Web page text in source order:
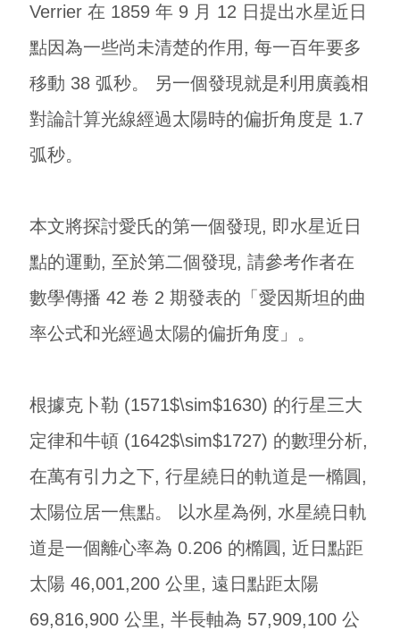
Verrier 在 1859 年 9 月 12 日提出水星近日
點因為一些尚未清楚的作用, 每一百年要多
移動 38 弧秒。 另一個發現就是利用廣義相
對論計算光線經過太陽時的偏折角度是 1.7
弧秒。
本文將探討愛氏的第一個發現, 即水星近日
點的運動, 至於第二個發現, 請參考作者在
數學傳播 42 卷 2 期發表的「愛因斯坦的曲
率公式和光經過太陽的偏折角度」。
根據克卜勒 (1571$\sim$1630) 的行星三大
定律和牛頓 (1642$\sim$1727) 的數理分析,
在萬有引力之下, 行星繞日的軌道是一橢圓,
太陽位居一焦點。 以水星為例, 水星繞日軌
道是一個離心率為 0.206 的橢圓, 近日點距
太陽 46,001,200 公里, 遠日點距太陽
69,816,900 公里, 半長軸為 57,909,100 公